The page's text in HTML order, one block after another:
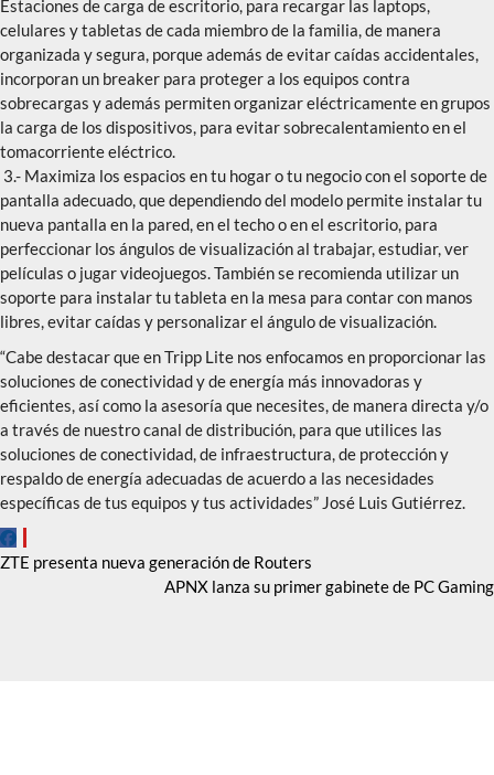
Estaciones de carga de escritorio, para recargar las laptops,
celulares y tabletas de cada miembro de la familia, de manera
organizada y segura, porque además de evitar caídas accidentales,
incorporan un breaker para proteger a los equipos contra
sobrecargas y además permiten organizar eléctricamente en grupos
la carga de los dispositivos, para evitar sobrecalentamiento en el
tomacorriente eléctrico.
3.- Maximiza los espacios en tu hogar o tu negocio con el soporte de
pantalla adecuado, que dependiendo del modelo permite instalar tu
nueva pantalla en la pared, en el techo o en el escritorio, para
perfeccionar los ángulos de visualización al trabajar, estudiar, ver
películas o jugar videojuegos. También se recomienda utilizar un
soporte para instalar tu tableta en la mesa para contar con manos
libres, evitar caídas y personalizar el ángulo de visualización.
“Cabe destacar que en Tripp Lite nos enfocamos en proporcionar las
soluciones de conectividad y de energía más innovadoras y
eficientes, así como la asesoría que necesites, de manera directa y/o
a través de nuestro canal de distribución, para que utilices las
soluciones de conectividad, de infraestructura, de protección y
respaldo de energía adecuadas de acuerdo a las necesidades
específicas de tus equipos y tus actividades” José Luis Gutiérrez.
Navegación
ZTE presenta nueva generación de Routers
APNX lanza su primer gabinete de PC Gaming